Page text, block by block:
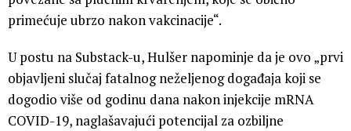
primećuje ubrzo nakon vakcinacije“.
U postu na Substack-u, Hulšer napominje da je ovo „prvi
objavljeni slučaj fatalnog neželjenog događaja koji se
dogodio više od godinu dana nakon injekcije mRNA
COVID-19, naglašavajući potencijal za ozbiljne